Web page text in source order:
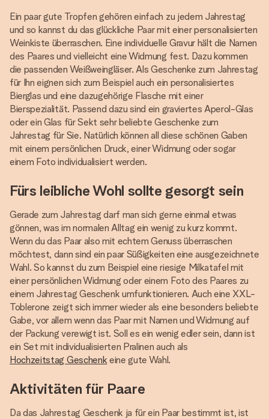
Ein paar gute Tropfen gehören einfach zu jedem Jahrestag
und so kannst du das glückliche Paar mit einer personalisierten
Weinkiste überraschen. Eine individuelle Gravur hält die Namen
des Paares und vielleicht eine Widmung fest. Dazu kommen
die passenden Weißweingläser. Als Geschenke zum Jahrestag
für Ihn eignen sich zum Beispiel auch ein personalisiertes
Bierglas und eine dazugehörige Flasche mit einer
Bierspezialität. Passend dazu sind ein graviertes Aperol-Glas
oder ein Glas für Sekt sehr beliebte Geschenke zum
Jahrestag für Sie. Natürlich können all diese schönen Gaben
mit einem persönlichen Druck, einer Widmung oder sogar
einem Foto individualisiert werden.
Fürs leibliche Wohl sollte gesorgt sein
Gerade zum Jahrestag darf man sich gerne einmal etwas
gönnen, was im normalen Alltag ein wenig zu kurz kommt.
Wenn du das Paar also mit echtem Genuss überraschen
möchtest, dann sind ein paar Süßigkeiten eine ausgezeichnete
Wahl. So kannst du zum Beispiel eine riesige Milkatafel mit
einer persönlichen Widmung oder einem Foto des Paares zu
einem Jahrestag Geschenk umfunktionieren. Auch eine XXL-
Toblerone zeigt sich immer wieder als eine besonders beliebte
Gabe, vor allem wenn das Paar mit Namen und Widmung auf
der Packung verewigt ist. Soll es ein wenig edler sein, dann ist
ein Set mit individualisierten Pralinen auch als
Hochzeitstag Geschenk eine gute Wahl.
Aktivitäten für Paare
Da das Jahrestag Geschenk ja für ein Paar bestimmt ist, ist